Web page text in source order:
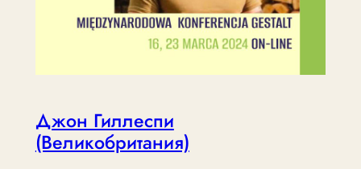
Джон Гиллеспи
(Великобритания)